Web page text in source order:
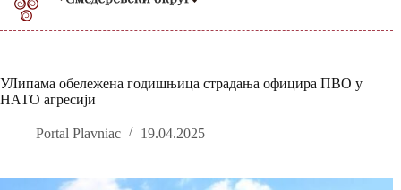
УЛипама обележена годишњица страдања официра ПВО у
НАТО агресији
Portal Plavniac 19.04.2025